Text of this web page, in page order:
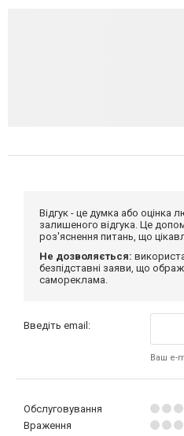
Відгук - це думка або
залишеного відгука. Це
роз'яснення питань, що
Не дозволяється:
безпідставні заяви, що
самореклама.
Введіть email:
Ваш e-
Обслуговування
Враження